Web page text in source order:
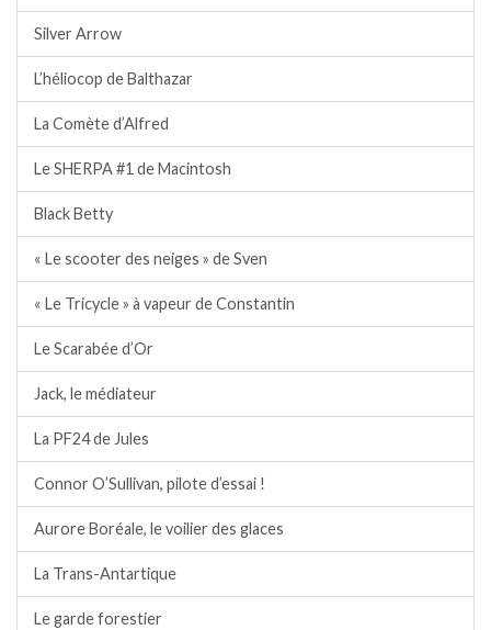
Silver Arrow
L’héliocop de Balthazar
La Comète d’Alfred
Le SHERPA #1 de Macintosh
Black Betty
« Le scooter des neiges » de Sven
« Le Tricycle » à vapeur de Constantin
Le Scarabée d’Or
Jack, le médiateur
La PF24 de Jules
Connor O’Sullivan, pilote d’essai !
Aurore Boréale, le voilier des glaces
La Trans-Antartique
Le garde forestier